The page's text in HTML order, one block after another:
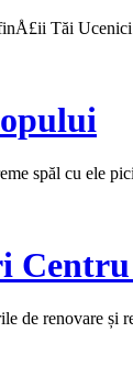
Tăi
spăl cu ele
de renovare și